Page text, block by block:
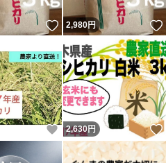
いいね！
2,980円
いいね！
2,630円